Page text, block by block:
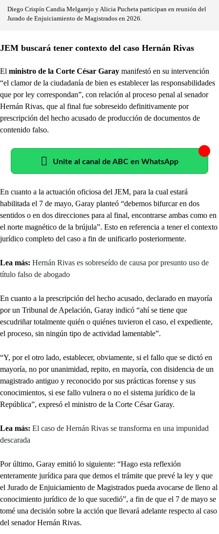
Diego Crispín Candia Melgarejo y Alicia Pucheta participan en reunión del
Jurado de Enjuiciamiento de Magistrados en 2026.
JEM buscará tener contexto del caso Hernán Rivas
El ministro de la Corte César Garay manifestó en su intervención
“el clamor de la ciudadanía de bien es establecer las responsabilidades
que por ley correspondan”, con relación al proceso penal al senador
Hernán Rivas, que al final fue sobreseido definitivamente por
prescripción del hecho acusado de producción de documentos de
contenido falso.
Unite al canal de ABC en WhatsApp
En cuanto a la actuación oficiosa del JEM, para la cual estará
habilitada el 7 de mayo, Garay planteó “debemos bifurcar en dos
sentidos o en dos direcciones para al final, encontrarse ambas como en
el norte magnético de la brújula”. Esto en referencia a tener el contexto
jurídico completo del caso a fin de unificarlo posteriormente.
Lea más: Hernán Rivas es sobreseído de causa por presunto uso de
título falso de abogado
En cuanto a la prescripción del hecho acusado, declarado en mayoría
por un Tribunal de Apelación, Garay indicó “ahí se tiene que
escudriñar totalmente quién o quiénes tuvieron el caso, el expediente,
el proceso, sin ningún tipo de actividad lamentable”.
“Y, por el otro lado, establecer, obviamente, si el fallo que se dictó en
mayoría, no por unanimidad, repito, en mayoría, con disidencia de un
magistrado antiguo y reconocido por sus prácticas forense y sus
conocimientos, si ese fallo vulnera o no el sistema jurídico de la
República”, expresó el ministro de la Corte César Garay.
Lea más: El caso de Hernán Rivas se transforma en una impunidad
descarada
Por último, Garay emitió lo siguiente: “Hago esta reflexión
enteramente jurídica para que demos el trámite que prevé la ley y que
el Jurado de Enjuiciamiento de Magistrados pueda avocarse de lleno al
conocimiento jurídico de lo que sucedió”, a fin de que el 7 de mayo se
tomé una decisión sobre la acción que llevará adelante respecto al caso
del senador Hernán Rivas.